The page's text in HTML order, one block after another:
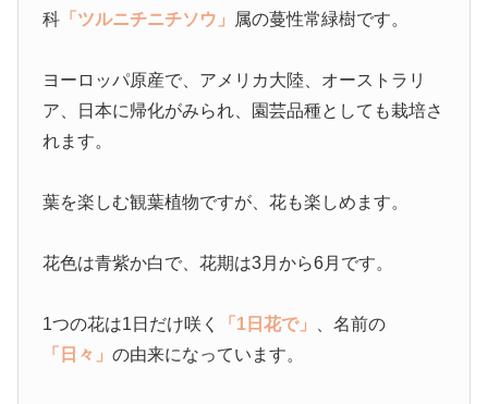
科 「ツルニチニチソウ」 属の蔓性常緑樹です。
ヨーロッパ原産で、アメリカ大陸、オーストラリ
ア、日本に帰化がみられ、園芸品種としても栽培さ
れます。
葉を楽しむ観葉植物ですが、花も楽しめます。
花色は青紫か白で、花期は3月から6月です。
1つの花は1日だけ咲く 「1日花で」 、名前の
「日々」の由来になっています。